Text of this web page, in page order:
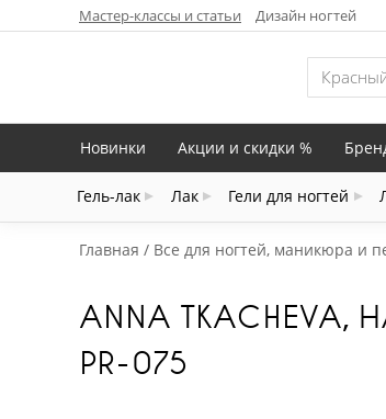
Мастер-классы и статьи Дизайн ногтей
Новинки Акции и скидки %
Гель-лак Лак Гели для ногтей
Главная Все для ногтей, маникюра и
ANNA
PR-075